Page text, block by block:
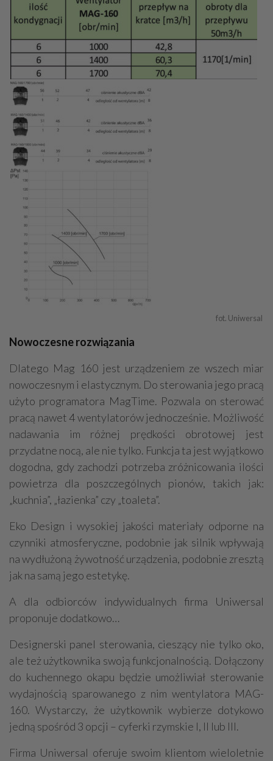
fot. Uniwersal
Nowoczesne rozwiązania
Dlatego Mag 160 jest urządzeniem ze wszech miar
nowoczesnym i elastycznym. Do sterowania jego pracą
użyto programatora MagTime. Pozwala on sterować
pracą nawet 4 wentylatorów jednocześnie. Możliwość
nadawania im różnej prędkości obrotowej jest
przydatne nocą, ale nie tylko. Funkcja ta jest wyjątkowo
dogodna, gdy zachodzi potrzeba zróżnicowania ilości
powietrza dla poszczególnych pionów, takich jak:
„kuchnia”, „łazienka” czy „toaleta”.
Eko Design i wysokiej jakości materiały odporne na
czynniki atmosferyczne, podobnie jak silnik wpływają
na wydłużoną żywotność urządzenia, podobnie zresztą
jak na samą jego estetykę.
A dla odbiorców indywidualnych firma Uniwersal
proponuje dodatkowo…
Designerski panel sterowania, cieszący nie tylko oko,
ale też użytkownika swoją funkcjonalnością. Dołączony
do kuchennego okapu będzie umożliwiał sterowanie
wydajnością sparowanego z nim wentylatora MAG-
160. Wystarczy, że użytkownik wybierze dotykowo
jedną spośród 3 opcji – cyferki rzymskie I, II lub III.
Firma Uniwersal oferuje swoim klientom wieloletnie